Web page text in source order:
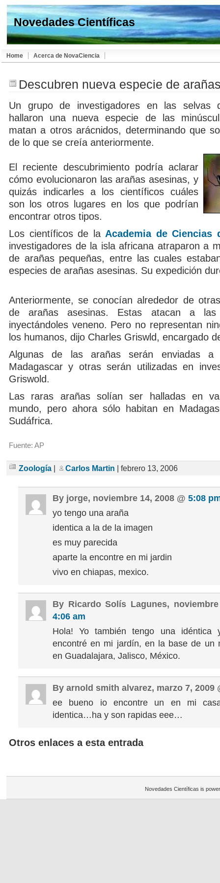
Novedades Científicas
Home Acerca de NovaCiencia
Descubren nueva especie de
Un grupo de investigadores en las selvas
hallaron una nueva especie de las
matan a otros arácnidos, determinando que
de lo que se creía anteriormente.
El reciente descubrimiento podría aclarar
cómo evolucionaron las arañas asesinas, y
quizás indicarles a los científicos cuáles
son los otros lugares en los que podrían
encontrar otros tipos.
Los científicos de la Academia de Ciencias
investigadores de la isla africana atraparon a
de arañas pequeñas, entre las cuales
especies de arañas asesinas. Su expedición
Anteriormente, se conocían alrededor de
de arañas asesinas. Estas atacan a las
inyectándoles veneno. Pero no representan
los humanos, dijo Charles Griswld, encargado
Algunas de las arañas serán enviadas
Madagascar y otras serán utilizadas en
Griswold.
Las raras arañas solían ser halladas en
mundo, pero ahora sólo habitan en
Sudáfrica.
Fuente: AP
Zoología Carlos Martin | febrero 13, 2006
By jorge, noviembre 14, 2008 @ 5:08
yo tengo una araña
identica a la de la imagen
es muy parecida
aparte la encontre en mi jardin
vivo en chiapas, mexico.
By Ricardo Solís Lagunes,
4:06 am
Hola! Yo también tengo una idéntica
encontré en mi jardín, en la base de un
en Guadalajara, Jalisco, México.
By arnold smith alvarez, marzo 7, 2009
ee bueno io encontre un en mi
identica…ha y son rapidas eee…
Otros enlaces a esta entrada
Novedades Científicas is